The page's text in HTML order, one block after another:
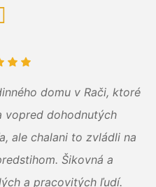
domu v Rači, ktoré
vopred dohodnutých
ale chalani to zvládli na
Šikovná a
a pracovitých ľudí.